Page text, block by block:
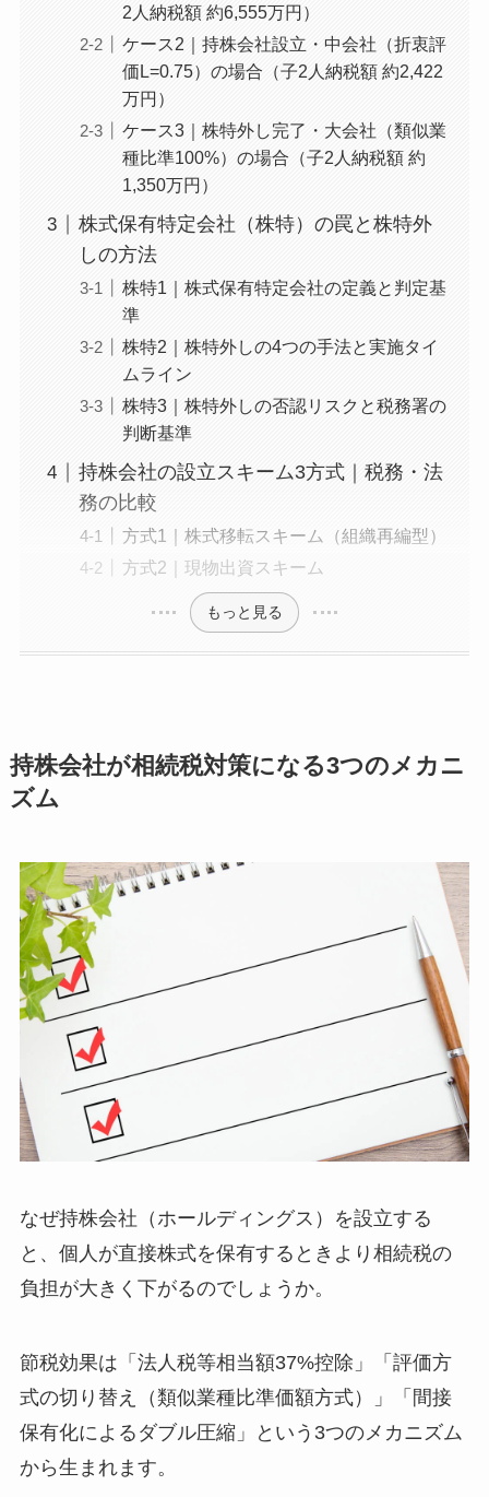
2人納税額 約6,555万円）
ケース2｜持株会社設立・中会社（折衷評
価L=0.75）の場合（子2人納税額 約2,422
万円）
ケース3｜株特外し完了・大会社（類似業
種比準100%）の場合（子2人納税額 約
1,350万円）
株式保有特定会社（株特）の罠と株特外
しの方法
株特1｜株式保有特定会社の定義と判定基
準
株特2｜株特外しの4つの手法と実施タイ
ムライン
株特3｜株特外しの否認リスクと税務署の
判断基準
持株会社の設立スキーム3方式｜税務・法
務の比較
方式1｜株式移転スキーム（組織再編型）
方式2｜現物出資スキーム
もっと見る
持株会社が相続税対策になる3つのメカニ
ズム
なぜ持株会社（ホールディングス）を設立する
と、個人が直接株式を保有するときより相続税の
負担が大きく下がるのでしょうか。
節税効果は「法人税等相当額37%控除」「評価方
式の切り替え（類似業種比準価額方式）」「間接
保有化によるダブル圧縮」という3つのメカニズム
から生まれます。